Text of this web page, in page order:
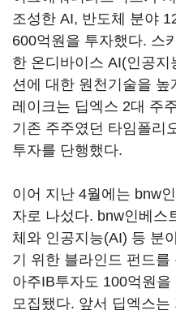
조성한 AI, 반도체 분야
600억원을 투자했다. 스
한 온디바이스 AI(인공
션에 대한 원천기술을 높
레이크는 딥엑스 2대 주
기존 주주였던 타임폴리
투자를 단행했다.
이어 지난 4월에는 bnw
자로 나섰다. bnw인베스
체와 인공지능(AI) 등 분
기 위한 블라인드 펀드
아주IB투자도 100억원을
모집됐다. 앞서 딥엑스